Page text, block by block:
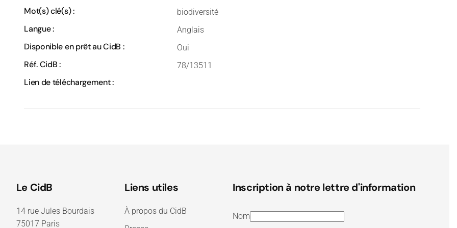
Mot(s) clé(s) : biodiversité
Langue : Anglais
Disponible en prêt au CidB : Oui
Réf. CidB : 78/13511
Lien de téléchargement :
Le CidB
14 rue Jules Bourdais
75017 Paris
Liens utiles
À propos du CidB
Inscription à notre lettre d'information
Nom